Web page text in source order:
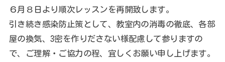
６月８日より順次レッスンを再開致します。
引き続き感染防止策として、教室内の消毒の徹底、各部
屋の換気、3密を作りださない様配慮して参りますの
で、ご理解・ご協力の程、宜しくお願い申し上げます。